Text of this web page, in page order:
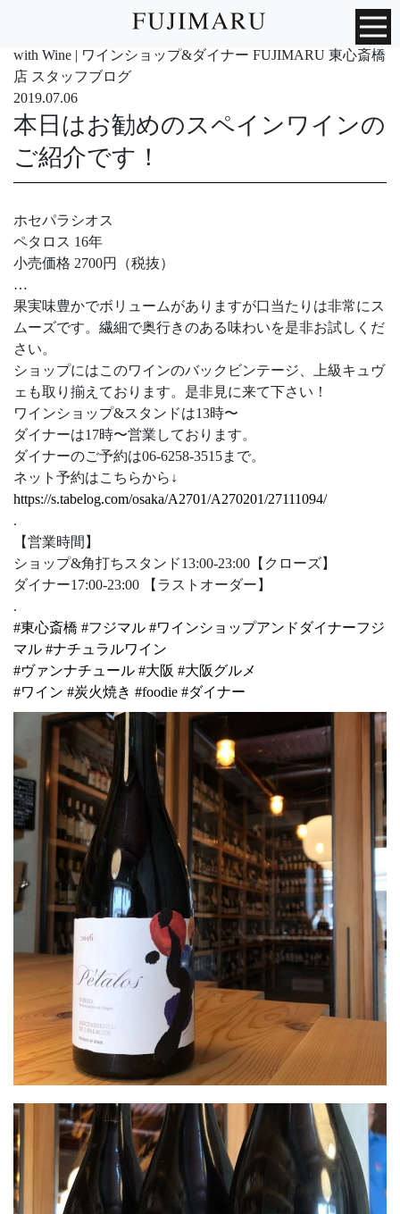
with Wine | ワインショップ&ダイナー FUJIMARU 東心斎橋
店 スタッフブログ
2019.07.06
本日はお勧めのスペインワインの
ご紹介です！
ホセパラシオス
ペタロス 16年
小売価格 2700円（税抜）
…
果実味豊かでボリュームがありますが口当たりは非常にス
ムーズです。繊細で奥行きのある味わいを是非お試しくだ
さい。
ショップにはこのワインのバックビンテージ、上級キュヴ
ェも取り揃えております。是非見に来て下さい！
ワインショップ&スタンドは13時〜
ダイナーは17時〜営業しております。
ダイナーのご予約は06-6258-3515まで。
ネット予約はこちらから↓
https://s.tabelog.com/osaka/A2701/A270201/27111094/
.
【営業時間】
ショップ&角打ちスタンド13:00-23:00【クローズ】
ダイナー17:00-23:00 【ラストオーダー】
.
#東心斎橋 #フジマル #ワインショップアンドダイナーフジ
マル #ナチュラルワイン
#ヴァンナチュール #大阪 #大阪グルメ
#ワイン #炭火焼き #foodie #ダイナー